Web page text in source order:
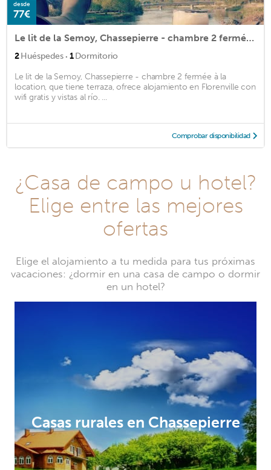
desde
77€
Le lit de la Semoy, Chassepierre - chambre 2 fermée à la location
2Huéspedes · 1Dormitorio
Le lit de la Semoy, Chassepierre - chambre 2 fermée à la
location, que tiene terraza, ofrece alojamiento en Florenville con
wifi gratis y vistas al río. ...
Comprobar disponibilidad
¿Casa de campo u hotel?
Elige entre las mejores
ofertas
Elige el alojamiento a tu medida para tus próximas
vacaciones: ¿dormir en una casa de campo o dormir
en un hotel?
Casas rurales en Chassepierre